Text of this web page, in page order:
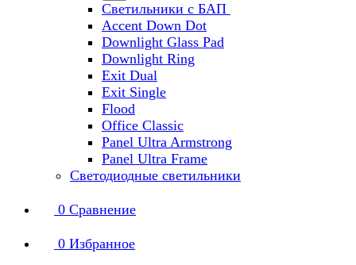
Светильники с БАП
Accent Down Dot
Downlight Glass Pad
Downlight Ring
Exit Dual
Exit Single
Flood
Office Classic
Panel Ultra Armstrong
Panel Ultra Frame
Светодиодные светильники
0 Сравнение
0 Избранное